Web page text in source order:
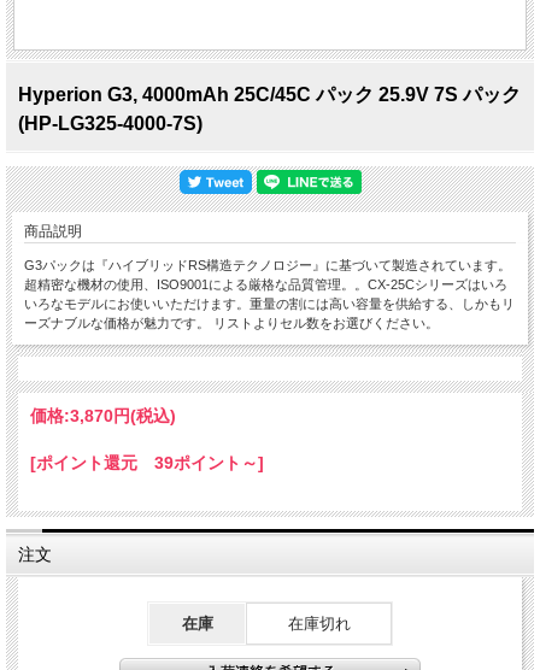
Hyperion G3, 4000mAh 25C/45C パック 25.9V 7S パック
(HP-LG325-4000-7S)
商品説明
G3パックは『ハイブリッドRS構造テクノロジー』に基づいて製造されています。
超精密な機材の使用、ISO9001による厳格な品質管理。。CX-25Cシリーズはいろ
いろなモデルにお使いいただけます。重量の割には高い容量を供給する、しかもリ
ーズナブルな価格が魅力です。 リストよりセル数をお選びください。
価格:3,870円(税込)
[ポイント還元 39ポイント～]
注文
在庫 在庫切れ